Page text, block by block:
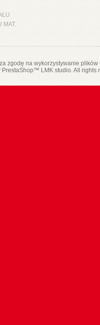
MAT.
zgodę na wykorzystywanie
PrestaShop™ LMK studio. All rights